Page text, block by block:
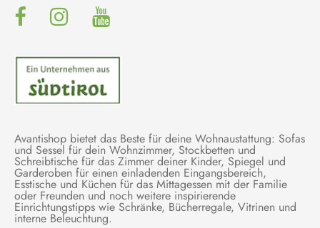
Avantishop bietet das Beste für deine Wohnaustattung: Sofas
und Sessel für dein Wohnzimmer, Stockbetten und
Schreibtische für das Zimmer deiner Kinder, Spiegel und
Garderoben für einen einladenden Eingangsbereich,
Esstische und Küchen für das Mittagessen mit der Familie
oder Freunden und noch weitere inspirierende
Einrichtungstipps wie Schränke, Bücherregale, Vitrinen und
interne Beleuchtung.